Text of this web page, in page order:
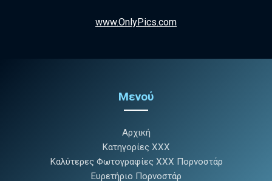
www.OnlyPics.com
Μενού
Αρχική
Κατηγορίες XXX
Καλύτερες Φωτογραφίες XXX Πορνοστάρ
Ευρετήριο Πορνοστάρ